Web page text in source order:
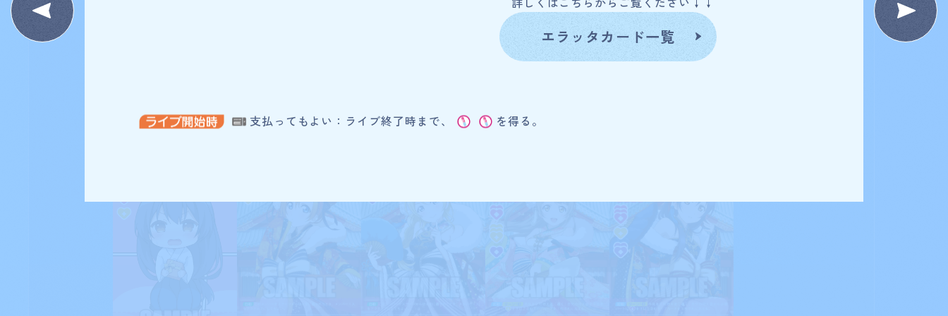
お店を探す
Card List
カードを探す
Deck Recipe
デッキを作る/紹介/探す
エラッタカード一覧
支払ってもよい：ライブ終了時まで、 を得る。